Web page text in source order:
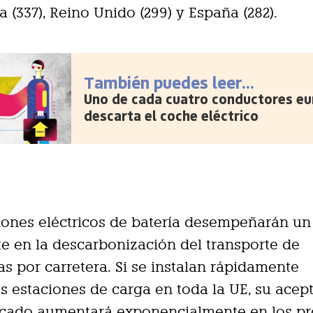
(337), Reino Unido (299) y España (282).
También puedes leer...
Uno de cada cuatro conductores
descarta el coche eléctrico
eléctricos de batería desempeñarán
en la descarbonización del transporte de
por carretera. Si se instalan rápidamente
estaciones de carga en toda la UE, su